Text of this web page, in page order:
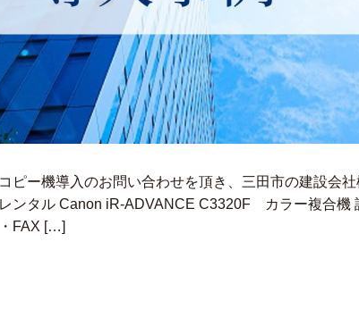
ピー機導入のお問い合わせを頂き、三田市の建設会
レンタル Canon iR-ADVANCE C3320F カラー複合機
FAX […]